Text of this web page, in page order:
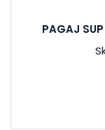
PAGAJ